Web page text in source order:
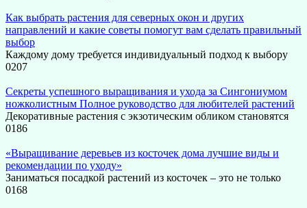
Как выбрать растения для северных окон и других
направлений и какие советы помогут вам сделать правильный
выбор
Каждому дому требуется индивидуальный подход к выбору
0207
Секреты успешного выращивания и ухода за Сингониумом
ножколистным Полное руководство для любителей растений
Декоративные растения с экзотическим обликом становятся
0186
«Выращивание деревьев из косточек дома лучшие виды и
рекомендации по уходу»
Заниматься посадкой растений из косточек – это не только
0168